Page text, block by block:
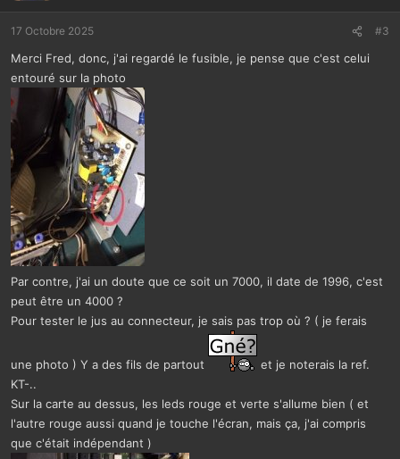
17 Octobre 2025 #3
Merci Fred, donc, j'ai regardé le fusible, je pense que c'est celui
entouré sur la photo
Par contre, j'ai un doute que ce soit un 7000, il date de 1996, c'est
peut être un 4000 ?
Pour tester le jus au connecteur, je sais pas trop où ? ( je ferais
une photo ) Y a des fils de partout
et je noterais la ref.
KT-..
Sur la carte au dessus, les leds rouge et verte s'allume bien ( et
l'autre rouge aussi quand je touche l'écran, mais ça, j'ai compris
que c'était indépendant )